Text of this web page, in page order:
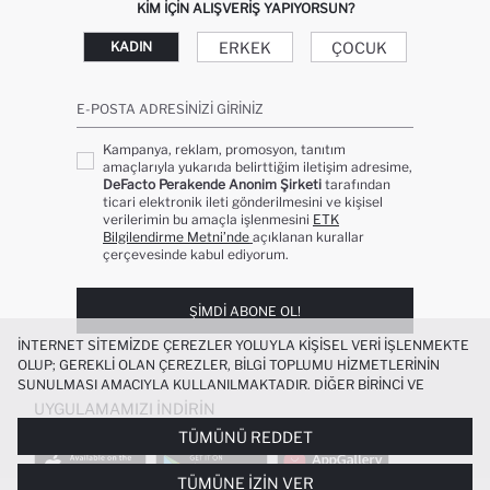
KIM IÇIN ALIŞVERIŞ YAPIYORSUN?
KADIN ERKEK ÇOCUK
E-POSTA ADRESINIZI GIRINIZ
Kampanya, reklam, promosyon, tanıtım
amaçlarıyla yukarıda belirttiğim iletişim adresime,
DeFacto Perakende Anonim Şirketi tarafından
ticari elektronik ileti gönderilmesini ve kişisel
verilerimin bu amaçla işlenmesini ETK
Bilgilendirme Metni’nde açıklanan kurallar
çerçevesinde kabul ediyorum.
ŞIMDI ABONE OL!
UYGULAMAMIZI İNDIRIN
İNTERNET SITEMIZDE ÇEREZLER YOLUYLA KIŞISEL VERI IŞLENMEKTE
OLUP; GEREKLI OLAN ÇEREZLER, BILGI TOPLUMU HIZMETLERININ
SUNULMASI AMACIYLA KULLANILMAKTADIR. DIĞER BIRINCI VE
ÜÇÜNCÜ TARAF ÇEREZLER ISE SIZE DAHA IYI BIR ALIŞVERIŞ
DENEYIMI SUNULABILMESI, SITEMIZIN DAHA IŞLEVSEL KILINMASI VE
KIŞISELLEŞTIRMESI VE AÇIK RIZA VERMENIZ HALINDE, SIZLERE
YÖNELIK PAZARLAMA FAALIYETLERININ YAPILMASI AMAÇLARIYLA
SINIRLI OLARAK KULLANILACAKTIR. ÇEREZLERE DAIR TERCIHLERINIZI
TÜMÜNÜ REDDET
TÜMÜNE İZIN VER